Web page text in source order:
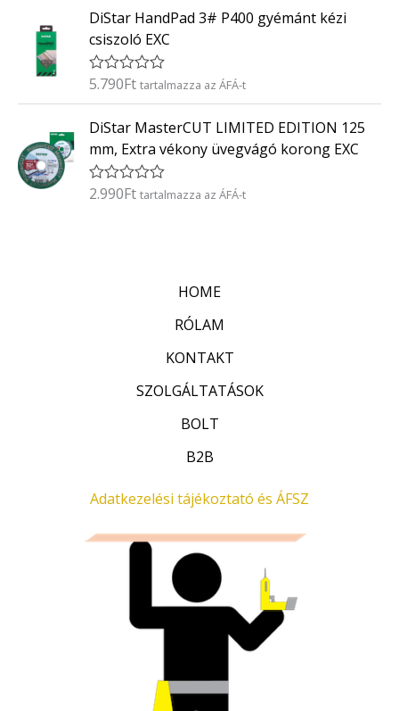
/
5
é
e
l
s
:
/
5
DiStar HandPad 3# P400 gyémánt kézi
csiszoló EXC
É
é
e
l
é
s
5.790Ft tartalmazza az ÁFÁ-t
DiStar MasterCUT LIMITED EDITION 125
mm, Extra vékony üvegvágó korong EXC
É
2.990Ft tartalmazza az ÁFÁ-t
HOME
RÓLAM
KONTAKT
SZOLGÁLTATÁSOK
BOLT
B2B
Adatkezelési tájékoztató és ÁFSZ